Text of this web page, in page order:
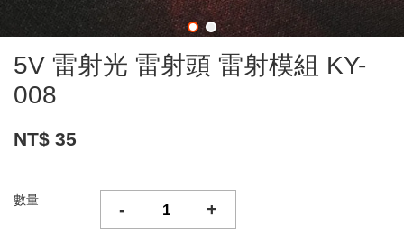
5V 雷射光 雷射頭 雷射模組 KY-
008
NT$ 35
數量 - +